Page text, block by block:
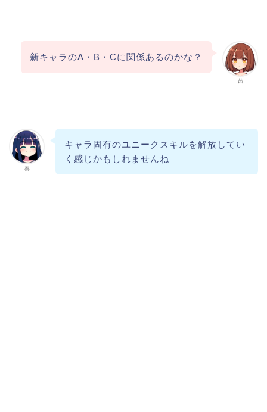
茜
新キャラのA・B・Cに関係あるのかな？
奏
キャラ固有のユニークスキルを解放してい
く感じかもしれませんね